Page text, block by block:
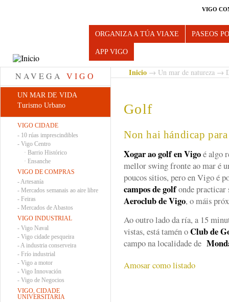
VIGO
Turismo de Vigo
ORGANIZA A TÚA VIAXE PASEOS
APP VIGO
NAVEGA VIGO
UN MAR DE VIDA
Turismo Urbano
VIGO CIDADE
- 10 rúas imprescindibles
- Vigo Centro
· Barrio Histórico
· Ensanche
VIGO DE COMPRAS
-Artesanía
- Mercados semanais ao aire libre
- Feiras
- Mercados de Abastos
VIGO INDUSTRIAL
- Vigo Naval
- Vigo cidade pesqueira
-A industria conserveira
- Frío industrial
- Vigo a motor
- Vigo Innovación
- Vigo de Negocios
VIGO, CIDADE
UNIVERSITARIA
Inicio → Un mar de natureza →
Golf
Non hai hándicap
Xogar ao golf en Vigoé algo
mellor swing fronte ao mar é
poucos sitios, pero en Vigo é
campos de golfonde practicar
Aeroclub de Vigo, o máis
Ao outro lado da ría, a 15
vistas, está tamén oClub de
campo na localidade de
Amosar como listado